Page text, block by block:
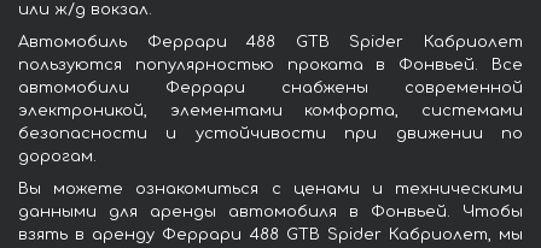
или ж/д вокзал.
Автомобиль Феррари 488 GTB Spider Кабриолет
пользуются популярностью проката в Фонвьей. Все
автомобили Феррари снабжены современной
электроникой, элементами комфорта, системами
безопасности и устойчивости при движении по
дорогам.
Вы можете ознакомиться с ценами и техническими
данными для аренды автомобиля в Фонвьей. Чтобы
взять в аренду Феррари 488 GTB Spider Кабриолет, мы